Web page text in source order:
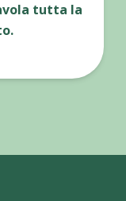
tutta la
Pasta con le